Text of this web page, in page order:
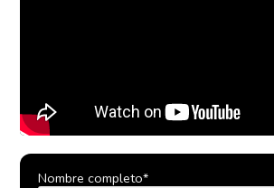
Nombre completo*